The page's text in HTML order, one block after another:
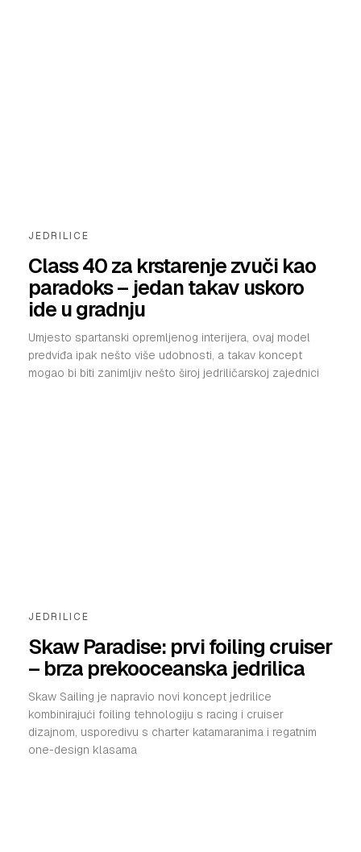
JEDRILICE
Class 40 za krstarenje zvuči kao
paradoks – jedan takav uskoro
ide u gradnju
Umjesto spartanski opremljenog interijera, ovaj model
predviđa ipak nešto više udobnosti, a takav koncept
mogao bi biti zanimljiv nešto široj jedriličarskoj zajednici
JEDRILICE
Skaw Paradise: prvi foiling cruiser
– brza prekooceanska jedrilica
Skaw Sailing je napravio novi koncept jedrilice
kombinirajući foiling tehnologiju s racing i cruiser
dizajnom, usporedivu s charter katamaranima i regatnim
one-design klasama